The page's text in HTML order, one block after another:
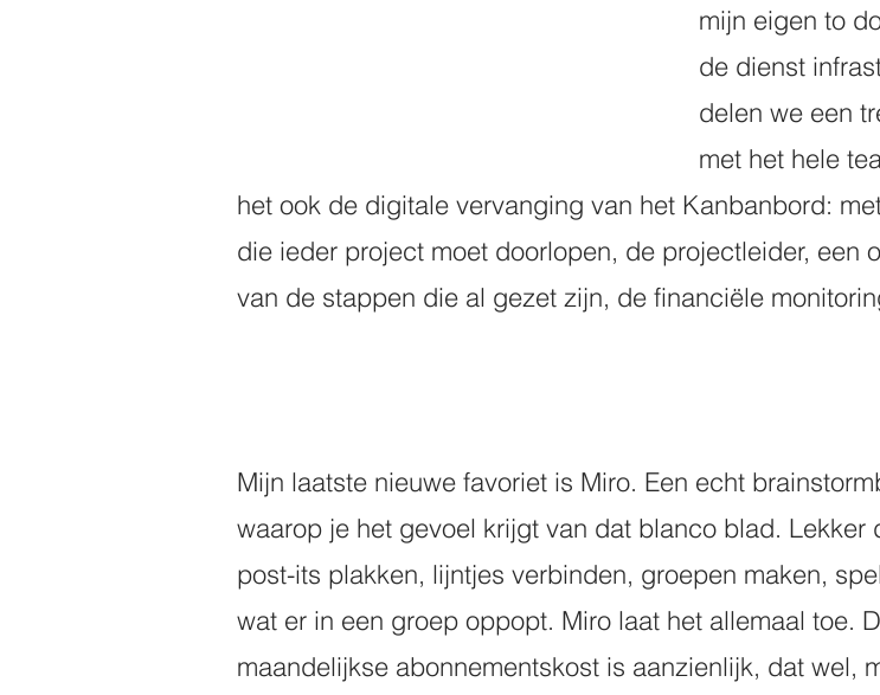
mijn eigen to
de dienst
delen we een
met het hele
het ook de digitale vervanging van het Kanbanbord:
die ieder project moet doorlopen, de projectleider, een
van de stappen die al gezet zijn, de financiële
Mijn laatste nieuwe favoriet is Miro. Een echt
waarop je het gevoel krijgt van dat blanco blad. Lekker
post-its plakken, lijntjes verbinden, groepen maken,
wat er in een groep oppopt. Miro laat het allemaal toe.
maandelijkse abonnementskost is aanzienlijk, dat wel,